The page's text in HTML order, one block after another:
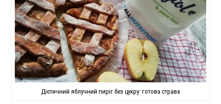
Дієтичний яблучний пиріг без цукру: готова страва